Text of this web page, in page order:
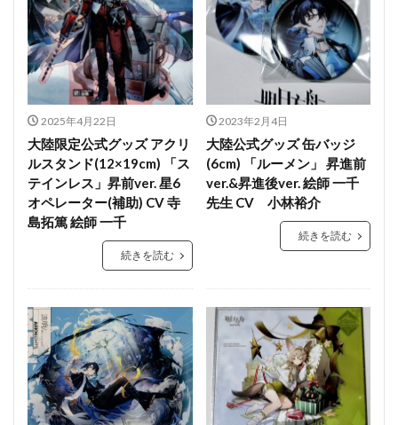
2025年4月22日
大陸限定公式グッズ アクリ
ルスタンド(12×19cm) 「ス
テインレス」昇前ver. 星6
オペレーター(補助) CV 寺
島拓篤 絵師 一千
続きを読む
2023年2月4日
大陸公式グッズ 缶バッジ
(6cm) 「ルーメン」 昇進前
ver.&昇進後ver. 絵師 一千
先生 CV 小林裕介
続きを読む